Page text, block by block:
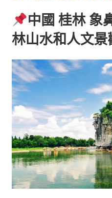
中國 桂林 象
林山水和人文景